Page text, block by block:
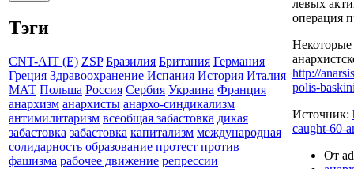
Тэги
CNT-AIT (E) ZSP Бразилия Британия Германия
Греция Здравоохранение Испания История Италия
МАТ Польша Россия Сербия Украина Франция
анархизм анархисты анархо-синдикализм
антимилитаризм всеобщая забастовка дикая
забастовка забастовка капитализм международная
солидарность образование протест против
фашизма рабочее движение репрессии
левых
операция
Некоторые
http://
polis-
Источник:
caught-60-
От